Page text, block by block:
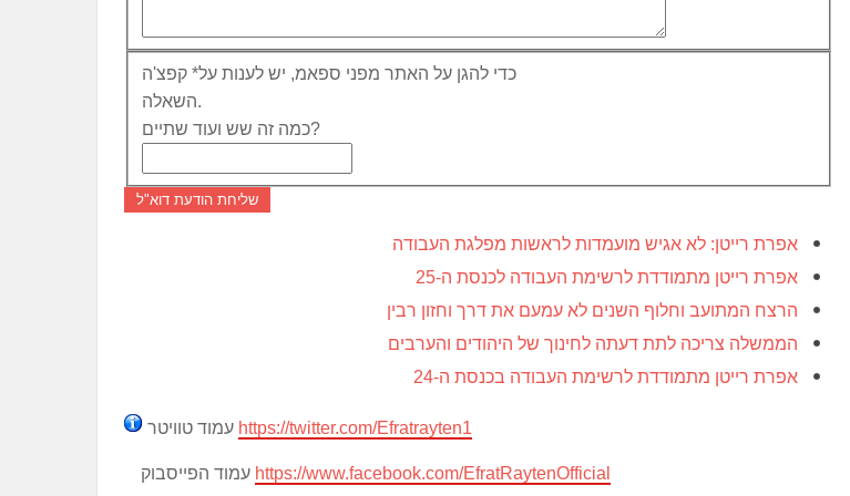
קפצ'ה *כדי להגן על האתר מפני ספאמ, יש לענות על
השאלה.
כמה זה שש ועוד שתיים?
שליחת הודעת דוא"ל
אפרת רייטן: לא אגיש מועמדות לראשות מפלגת העבודה
אפרת רייטן מתמודדת לרשימת העבודה לכנסת ה-25
הרצח המתועב וחלוף השנים לא עמעם את דרך וחזון רבין
הממשלה צריכה לתת דעתה לחינוך של היהודים והערבים
אפרת רייטן מתמודדת לרשימת העבודה בכנסת ה-24
https://twitter.com/Efratrayten1
https://www.facebook.com/EfratRaytenOfficial